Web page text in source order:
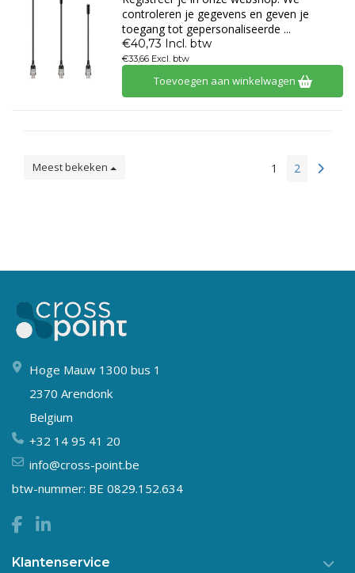
controleren je gegevens en geven je
toegang tot gepersonaliseerde ...
€40,73 Incl. btw
€33,66 Excl. btw
Toevoegen aan winkelwagen
Meest bekeken 1 2
Hoge Mauw 1300 bus 1
2370 Arendonk
Belgium
+32 14 95 41 20
info@cross-point.be
btw-nummer: BE 0829.152.634
Klantenservice